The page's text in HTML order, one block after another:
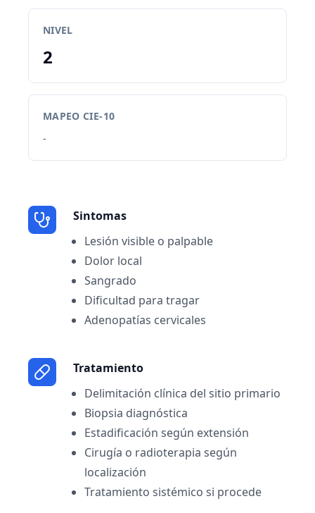
NIVEL
2
MAPEO CIE-10
-
Sintomas
Lesión visible o palpable
Dolor local
Sangrado
Dificultad para tragar
Adenopatías cervicales
Tratamiento
Delimitación clínica del sitio primario
Biopsia diagnóstica
Estadificación según extensión
Cirugía o radioterapia según
localización
Tratamiento sistémico si procede